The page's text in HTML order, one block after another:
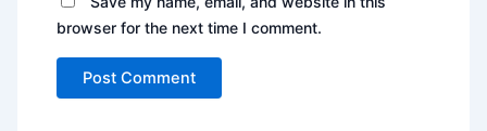
browser for the next time I comment.